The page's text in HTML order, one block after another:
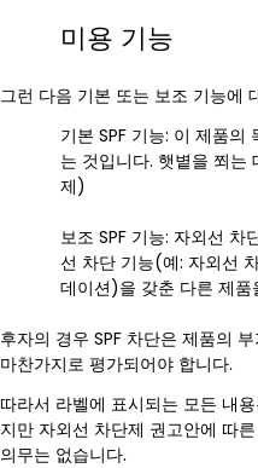
미용 기능
그런 다음 기본 또는 보조 기능에
기본 SPF 기능: 이 제품
는 것입니다. 햇볕을 쬐는
제)
보조 SPF 기능: 자외선 차
선 차단 기능(예: 자외선
데이션)을 갖춘 다른 제품
후자의 경우 SPF 차단은 제품의
마찬가지로 평가되어야 합니다.
따라서 라벨에 표시되는 모든 내
지만 자외선 차단제 권고안에 따
의무는 없습니다.